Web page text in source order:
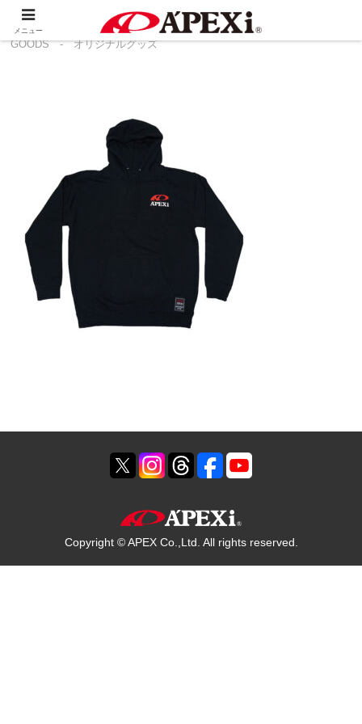
製品情報 その他
ORIGINAL
GOODS - オリジナルグッズ
Copyright © APEX Co.,Ltd. All rights reserved.
メニュー